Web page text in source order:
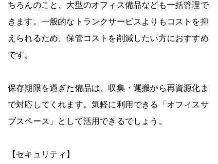
ちろんのこと、大型のオフィス備品なども一括管理で
きます。一般的なトランクサービスよりもコストを抑
えられるため、保管コストを削減したい方におすすめ
です。
保存期限を過ぎた備品は、収集・運搬から再資源化ま
で対応してくれます。気軽に利用できる「オフィスサ
ブスペース」として活用できるでしょう。
【セキュリティ】